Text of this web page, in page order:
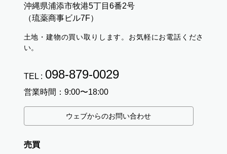
沖縄県浦添市牧港5丁目6番2号
（琉薬商事ビル7F）
土地・建物の買い取りします。お気軽にお電話くださ
い。
TEL : 098-879-0029
営業時間：9:00〜18:00
ウェブからのお問い合わせ
売買